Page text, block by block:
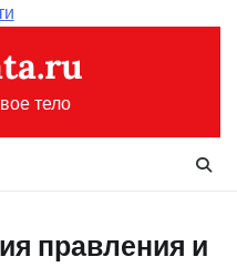
тело
правления и